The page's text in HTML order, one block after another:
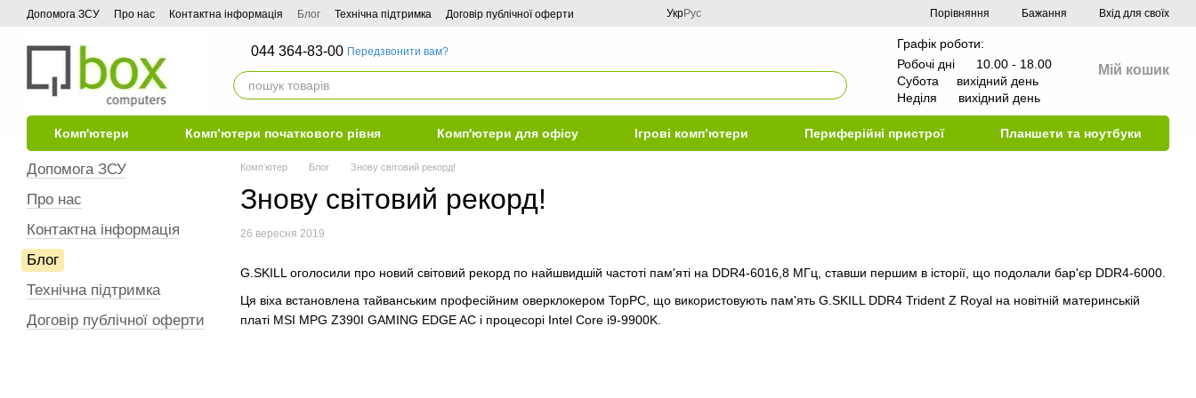
Перейти до основного контенту
Допомога ЗСУ Про нас Контактна інформація Блог Технічна підтримка Договір публічної оферти УкрРус Порівняння Бажання Вхід для своїх
044 364-83-00 Передзвонити вам?
Графік роботи:
Робочі дні 10.00 - 18.00
Субота вихідний день
Неділя вихідний день
Мій кошик
Комп'ютери Комп’ютери початкового рівня Комп'ютери для офісу Ігрові комп’ютери Периферійні пристрої Планшети та ноутбуки
Компʼютер Блог Знову світовий рекорд!
Знову світовий рекорд!
26 вересня 2019
G.SKILL оголосили про новий світовий рекорд по найшвидшій частоті пам'яті на DDR4-6016,8 МГц, ставши першим в історії, що подолали бар'єр DDR4-6000.
Ця віха встановлена тайванським професійним оверклокером TopPC, що використовують пам'ять G.SKILL DDR4 Trident Z Royal на новітній материнській
платі MSI MPG Z390I GAMING EDGE AC і процесорі Intel Core i9-9900K.
Допомога ЗСУ
Про нас
Контактна інформація
Блог
Технічна підтримка
Договір публічної оферти